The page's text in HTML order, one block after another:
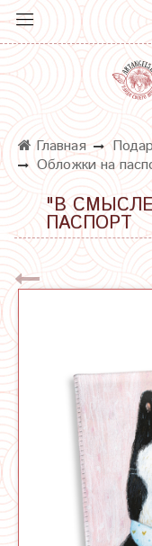
Главная
Обложки на
"В
ПАСПОРТ